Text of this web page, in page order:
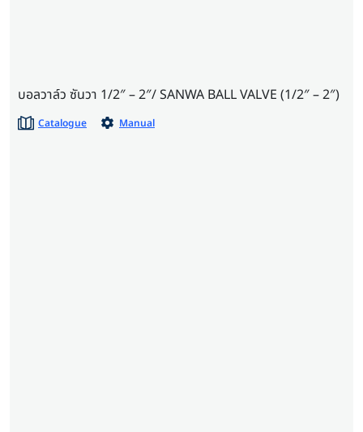
บอลวาล์ว ซันวา 1/2″ – 2″/ SANWA BALL VALVE (1/2″ – 2″)
Catalogue Manual